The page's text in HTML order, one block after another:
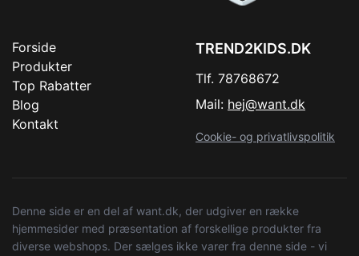
Forside
Produkter
Top Rabatter
Blog
Kontakt
TREND2KIDS.DK
Tlf. 78768672
Mail: hej@want.dk
Cookie- og privatlivspolitik
Denne side er en del af want.dk, der udgiver en række
hjemmesider med præsentation af forskellige produkter fra
diverse webshops. Der sælges ikke varer fra denne side - vi